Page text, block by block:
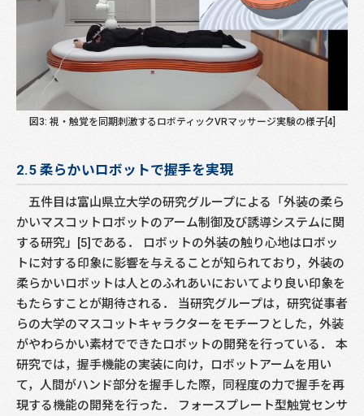
図3: 視・触覚を同期刺激するロボティックVRマッサージ実験の様子[4]
2.5 柔らかいロボットで握手を実現
五件目は富山県立大学の研究グループによる「外装の柔ら
かいマスコットロボットのアーム制御及び誘導システムに関
する研究」[5]である． ロボットの外装の触り心地はロボッ
トに対する印象に影響を与えることが知られており，外装の
柔らかいロボットは人とのふれあいにおいてより良い印象を
もたらすことが期待される． 当研究グループは，研究従事者
らの大学のマスコットキャラクターをモチーフとした，外装
がやわらかい素材でできたロボットの開発を行っている． 本
研究では，握手機能の実装に向け，ロボットアームを用い
て，人間がハンド部分を握手した際，同程度の力で握手を再
現する機能の開発を行った． フォースプレート型触覚センサ